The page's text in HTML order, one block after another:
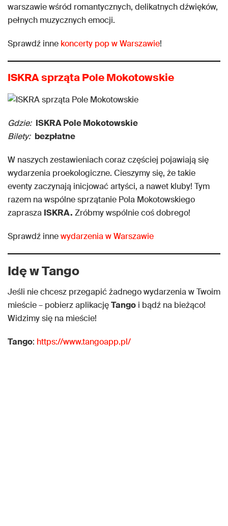
warszawie wśród romantycznych, delikatnych dźwięków,
pełnych muzycznych emocji.
Sprawdź inne koncerty pop w Warszawie!
ISKRA sprząta Pole Mokotowskie
Gdzie: ISKRA Pole Mokotowskie
Bilety: bezpłatne
W naszych zestawieniach coraz częściej pojawiają się
wydarzenia proekologiczne. Cieszymy się, że takie
eventy zaczynają inicjować artyści, a nawet kluby! Tym
razem na wspólne sprzątanie Pola Mokotowskiego
zaprasza ISKRA. Zróbmy wspólnie coś dobrego!
Sprawdź innewydarzenia w Warszawie
Idę w Tango
Jeśli nie chcesz przegapić żadnego wydarzenia w Twoim
mieście – pobierz aplikacjęTango i bądź na bieżąco!
Widzimy się na mieście!
Tango: https://www.tangoapp.pl/